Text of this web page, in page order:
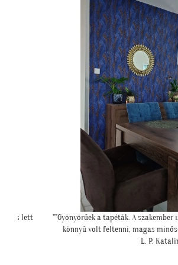
tényleg
""Nagyon köszönjük a telefonos
először tapétáztunk, és nagyon
N. Brigitta